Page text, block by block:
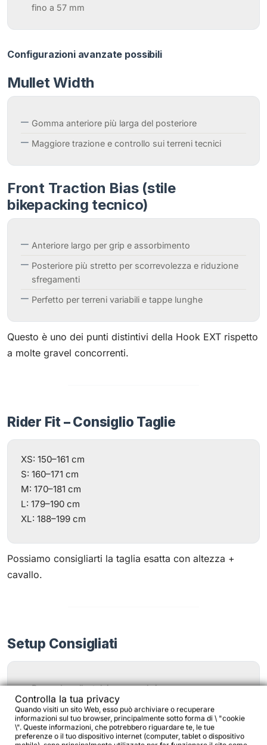
fino a 57 mm
Configurazioni avanzate possibili
Mullet Width
Gomma anteriore più larga del posteriore
Maggiore trazione e controllo sui terreni tecnici
Front Traction Bias (stile
bikepacking tecnico)
Anteriore largo per grip e assorbimento
Posteriore più stretto per scorrevolezza e riduzione
sfregamenti
Perfetto per terreni variabili e tappe lunghe
Questo è uno dei punti distintivi della Hook EXT rispetto
a molte gravel concorrenti.
Rider Fit – Consiglio Taglie
XS: 150–161 cm
S: 160–171 cm
M: 170–181 cm
L: 179–190 cm
XL: 188–199 cm
Possiamo consigliarti la taglia esatta con altezza +
cavallo.
Setup Consigliati
Borse da sella, telaio e manubrio
Possibilità di montare portapacchi anteriori e
posteriori
Anteriore più largo per percorsi tecnici
Controlla la tua privacy
Quando visiti un sito Web, esso può archiviare o recuperare
informazioni sul tuo browser, principalmente sotto forma di \ "cookie
\". Queste informazioni, che potrebbero riguardare te, le tue
preferenze o il tuo dispositivo internet (computer, tablet o dispositivo